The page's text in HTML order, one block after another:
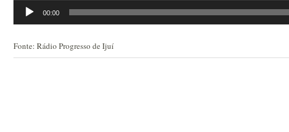
Tocador
áudio
00:00
Fonte: Rádio Progresso de Ijuí